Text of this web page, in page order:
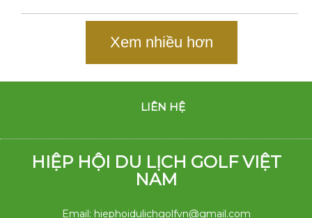
Xem nhiều hơn
LIÊN HỆ
HIỆP HỘI DU LỊCH GOLF VIỆT
NAM
Email: hiephoidulichgolfvn@gmail.com